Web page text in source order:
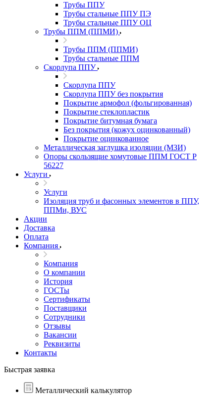
Трубы ППУ
Трубы стальные ППУ ПЭ
Трубы стальные ППУ ОЦ
Трубы ППМ (ППМИ)
Трубы ППМ (ППМИ)
Трубы стальные ППМ
Скорлупа ППУ
Скорлупа ППУ
Скорлупа ППУ без покрытия
Покрытие армофол (фольгированная)
Покрытие стеклопластик
Покрытие битумная бумага
Без покрытия (кожух оцинкованный)
Покрытие оцинкованное
Металлическая заглушка изоляции (МЗИ)
Опоры скользящие хомутовые ППМ ГОСТ Р
56227
Услуги
Услуги
Изоляция труб и фасонных элементов в ППУ,
ППМи, ВУС
Акции
Доставка
Оплата
Компания
Компания
О компании
История
ГОСТы
Сертификаты
Поставщики
Сотрудники
Отзывы
Вакансии
Реквизиты
Контакты
Быстрая заявка
Металлический калькулятор